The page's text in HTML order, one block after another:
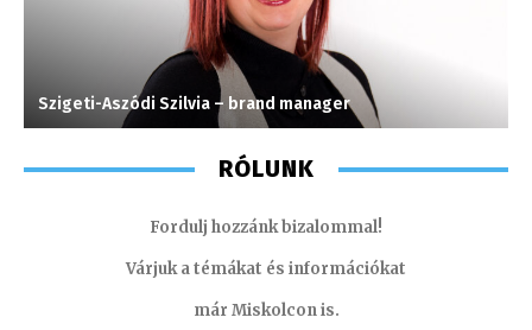
Szigeti-Aszódi Szilvia – brand manager
RÓLUNK
Fordulj hozzánk bizalommal!
Várjuk a témákat és információkat
már Miskolcon is.